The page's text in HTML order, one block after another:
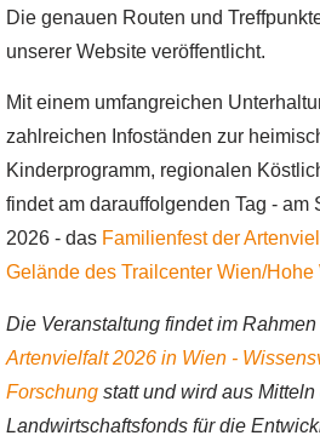
Die genauen Routen und
unserer Website veröffentlicht.
Mit einem umfangreichen
zahlreichen Infoständen zur
Kinderprogramm, regionalen
findet am darauffolgenden Tag - am
2026 - das Familienfest der
Gelände des Trailcenter Wien/Hohe
Die Veranstaltung findet im
Artenvielfalt 2026 in Wien -
Forschung statt und wird aus
Landwirtschaftsfonds für die